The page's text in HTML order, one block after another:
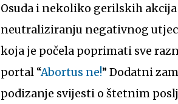
Osuda i nekoliko gerilskih
neutraliziranju negativnog
koja je počela poprimati sve
portal “Abortus ne!” Dodatni
podizanje svijesti o štetnim